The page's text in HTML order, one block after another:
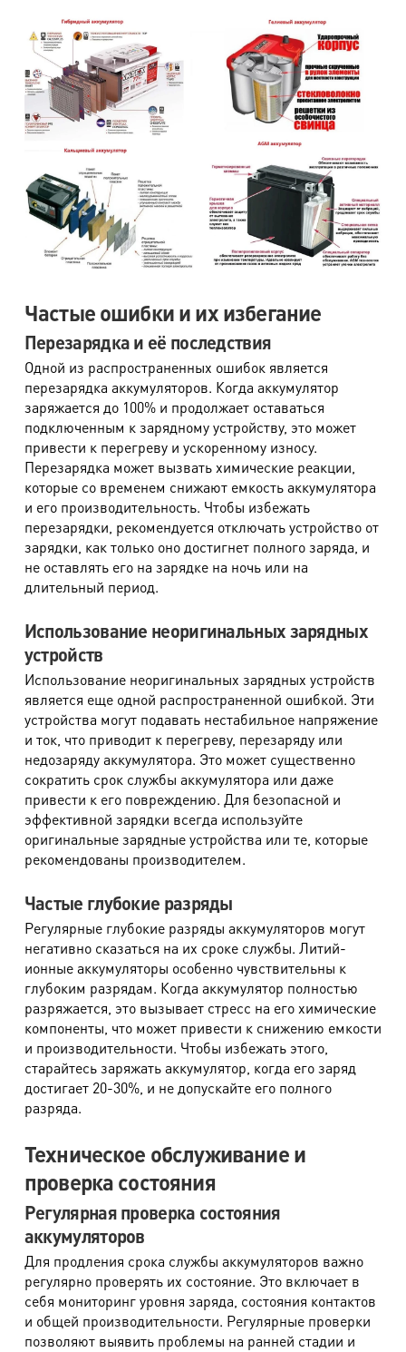
Частые ошибки и их избегание
Перезарядка и её последствия
Одной из распространенных ошибок является
перезарядка аккумуляторов. Когда аккумулятор
заряжается до 100% и продолжает оставаться
подключенным к зарядному устройству, это может
привести к перегреву и ускоренному износу.
Перезарядка может вызвать химические реакции,
которые со временем снижают емкость аккумулятора
и его производительность. Чтобы избежать
перезарядки, рекомендуется отключать устройство от
зарядки, как только оно достигнет полного заряда, и
не оставлять его на зарядке на ночь или на
длительный период.
Использование неоригинальных зарядных
устройств
Использование неоригинальных зарядных устройств
является еще одной распространенной ошибкой. Эти
устройства могут подавать нестабильное напряжение
и ток, что приводит к перегреву, перезаряду или
недозаряду аккумулятора. Это может существенно
сократить срок службы аккумулятора или даже
привести к его повреждению. Для безопасной и
эффективной зарядки всегда используйте
оригинальные зарядные устройства или те, которые
рекомендованы производителем.
Частые глубокие разряды
Регулярные глубокие разряды аккумуляторов могут
негативно сказаться на их сроке службы. Литий-
ионные аккумуляторы особенно чувствительны к
глубоким разрядам. Когда аккумулятор полностью
разряжается, это вызывает стресс на его химические
компоненты, что может привести к снижению емкости
и производительности. Чтобы избежать этого,
старайтесь заряжать аккумулятор, когда его заряд
достигает 20-30%, и не допускайте его полного
разряда.
Техническое обслуживание и
проверка состояния
Регулярная проверка состояния
аккумуляторов
Для продления срока службы аккумуляторов важно
регулярно проверять их состояние. Это включает в
себя мониторинг уровня заряда, состояния контактов
и общей производительности. Регулярные проверки
позволяют выявить проблемы на ранней стадии и